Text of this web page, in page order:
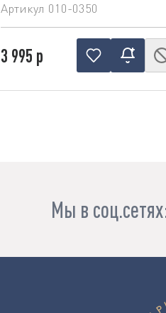
Артикул 010-0350
3 995 р
Мы в